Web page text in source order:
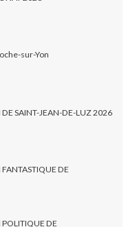
sur-Yon
SAINT-JEAN-DE-LUZ 2026
DE
POLITIQUE DE